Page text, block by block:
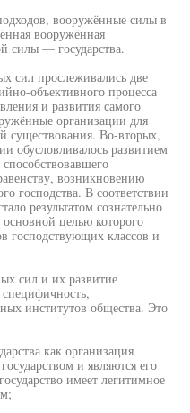
вооружённые силы в
вооружённая
силы — государства.
сил прослеживались две
объективного процесса
и развития самого
организации для
существования. Во-вторых,
обусловливалось развитием
возникновению
господства. В соответствии
результатом сознательно
целью которого
господствующих классов и
сил и их развитие
институтов общества. Это
как организация
и являются его
имеет легитимное